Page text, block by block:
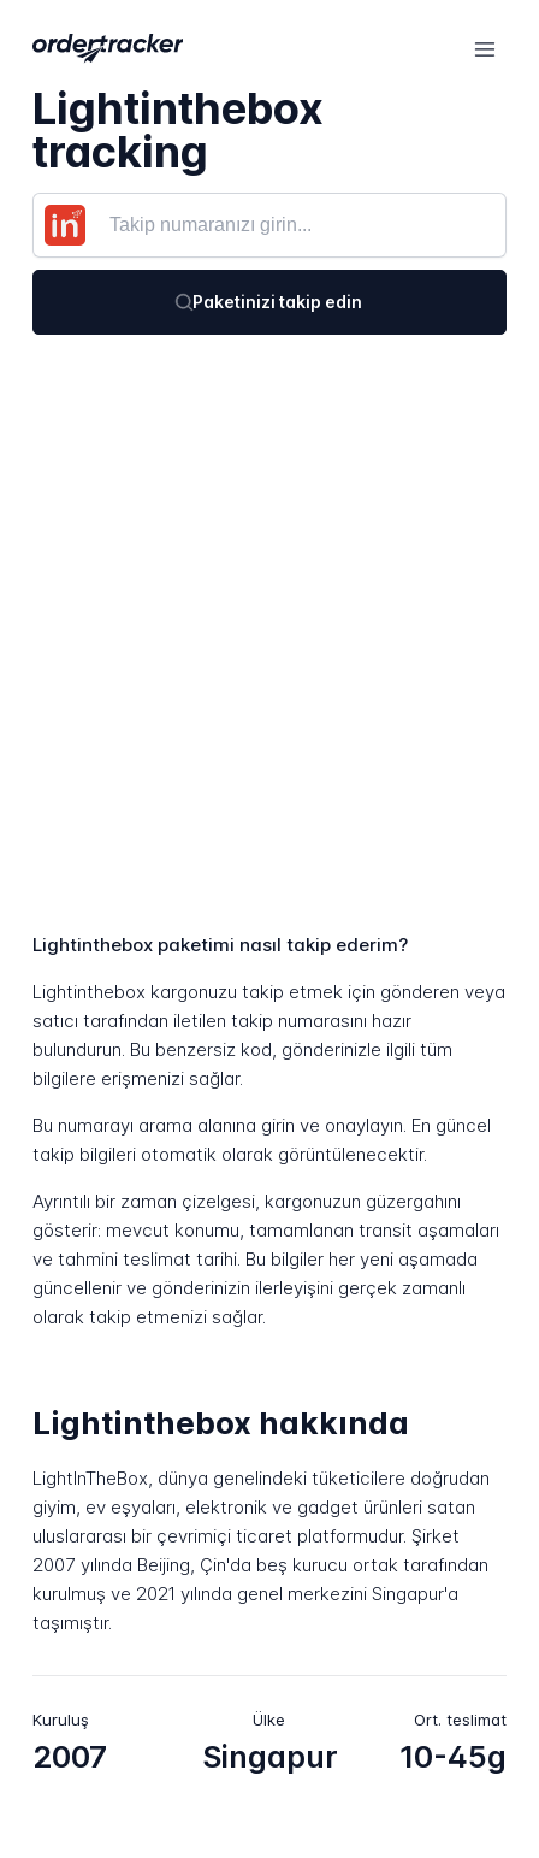
Lightinthebox
tracking
Paketinizi takip edin
Lightinthebox paketimi nasıl takip ederim?
Lightinthebox kargonuzu takip etmek için gönderen veya
satıcı tarafından iletilen takip numarasını hazır
bulundurun. Bu benzersiz kod, gönderinizle ilgili tüm
bilgilere erişmenizi sağlar.
Bu numarayı arama alanına girin ve onaylayın. En güncel
takip bilgileri otomatik olarak görüntülenecektir.
Ayrıntılı bir zaman çizelgesi, kargonuzun güzergahını
gösterir: mevcut konumu, tamamlanan transit aşamaları
ve tahmini teslimat tarihi. Bu bilgiler her yeni aşamada
güncellenir ve gönderinizin ilerleyişini gerçek zamanlı
olarak takip etmenizi sağlar.
Lightinthebox hakkında
LightInTheBox, dünya genelindeki tüketicilere doğrudan
giyim, ev eşyaları, elektronik ve gadget ürünleri satan
uluslararası bir çevrimiçi ticaret platformudur. Şirket
2007 yılında Beijing, Çin'da beş kurucu ortak tarafından
kurulmuş ve 2021 yılında genel merkezini Singapur'a
taşımıştır.
Kuruluş
2007
Ülke
Singapur
Ort. teslimat
10-45g